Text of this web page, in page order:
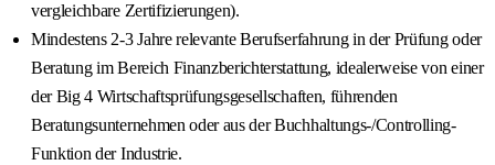
vergleichbare Zertifizierungen).
Mindestens 2-3 Jahre relevante Berufserfahrung in der Prüfung oder
Beratung im Bereich Finanzberichterstattung, idealerweise von einer
der Big 4 Wirtschaftsprüfungsgesellschaften, führenden
Beratungsunternehmen oder aus der Buchhaltungs-/Controlling-
Funktion der Industrie.